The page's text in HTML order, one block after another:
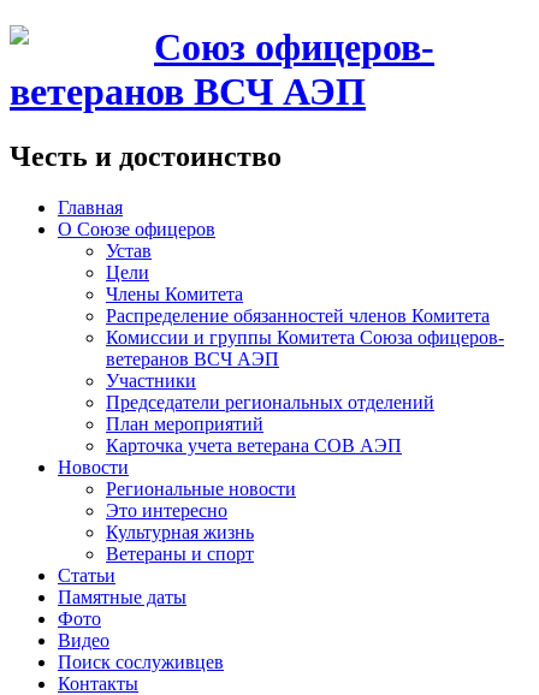
Союз офицеров-
ветеранов ВСЧ АЭП
Честь и достоинство
Главная
О Союзе офицеров
Устав
Цели
Члены Комитета
Распределение обязанностей членов Комитета
Комиссии и группы Комитета Союза офицеров-
ветеранов ВСЧ АЭП
Участники
Председатели региональных отделений
План мероприятий
Карточка учета ветерана CОВ АЭП
Новости
Региональные новости
Это интересно
Культурная жизнь
Ветераны и спорт
Статьи
Памятные даты
Фото
Видео
Поиск сослуживцев
Контакты